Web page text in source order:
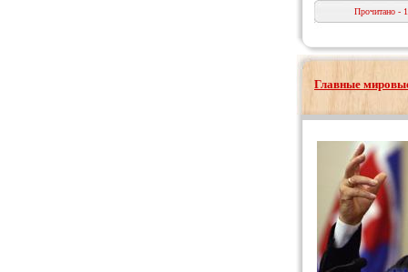
Прочитано -
Главные